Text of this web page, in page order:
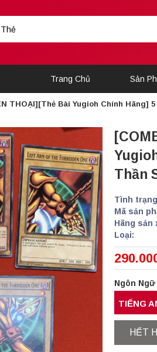
Trang Chủ Sản
THOẠI][Thẻ Bài Yugioh Chính Hãng]
Thần
Tình
Mã sản
Hãng sản
Loại:
Ngôn Ngữ
TIẾNG
HẾT